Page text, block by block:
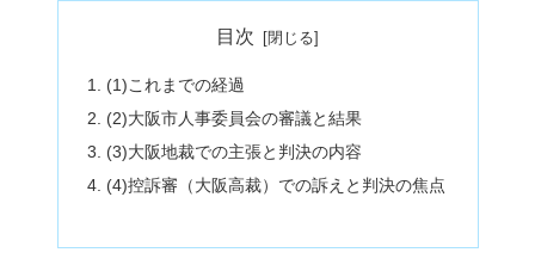
目次
(1)これまでの経過
(2)大阪市人事委員会の審議と結果
(3)大阪地裁での主張と判決の内容
(4)控訴審（大阪高裁）での訴えと判決の焦点